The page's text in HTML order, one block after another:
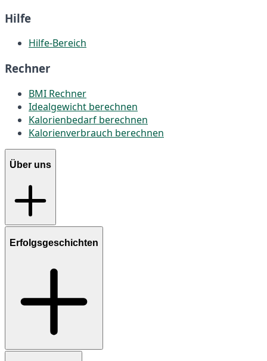
Hilfe
Hilfe-Bereich
Rechner
BMI Rechner
Idealgewicht berechnen
Kalorienbedarf berechnen
Kalorienverbrauch berechnen
Über uns
Erfolgsgeschichten